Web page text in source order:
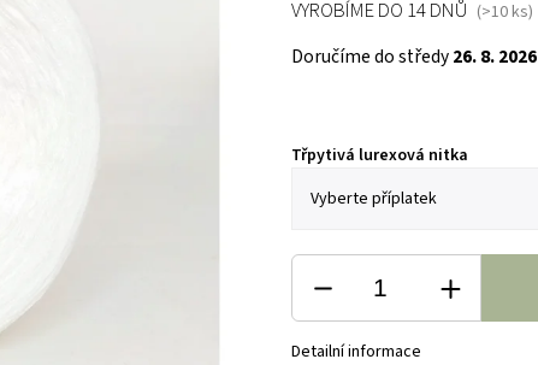
Třpytivá lurexová nitka
VYROBÍME DO 14 DNŮ (>10 ks)
Doručíme do středy26. 8. 2026
Detailní informace